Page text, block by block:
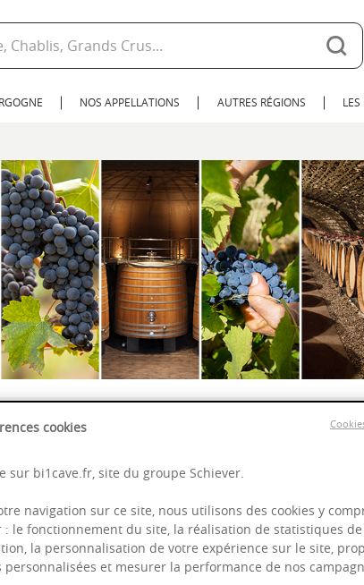
NOS APPELLATIONS AUTRES RÉGIONS
: Pertinence Ordre
trouvés
cookies
sur bi1cave.fr, site du groupe Schiever.
navigation sur ce site, nous utilisons des cookies y
: le fonctionnement du site, la réalisation de statistiques
la personnalisation de votre expérience sur le site,
et mesurer la performance de nos